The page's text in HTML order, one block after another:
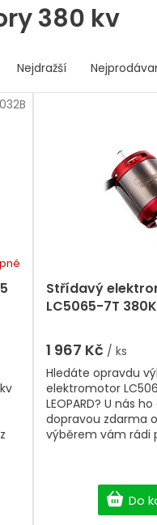
380 kv
Nejdražší
Střídavý
LC5065-7T
hodnocení
produktu
je
z
hvězdiček.
1 967 Kč / ks
Do
Hledáte opravdu
elektromotor
LEOPARD? U nás
dopravou zdarma
výběrem vám rádi